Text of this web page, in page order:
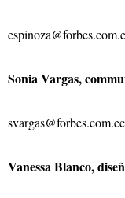
Sonia Vargas,
svargas@forbes.com.ec
Vanessa Blanco,